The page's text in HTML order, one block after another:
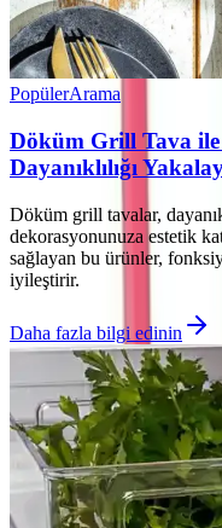
PopülerArama
Döküm Grill Tava
Dayanıklılığı
Döküm grill tavalar,
dekorasyonunuza estetik
sağlayan bu ürünler,
iyileştirir.
Daha fazla bilgi edinin